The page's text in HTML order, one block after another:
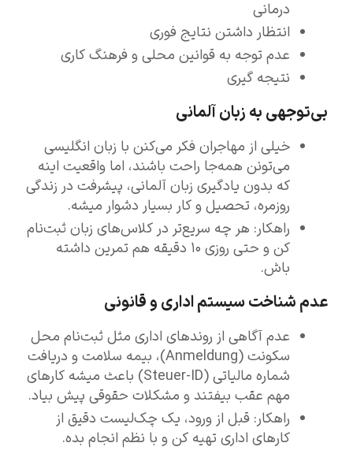
درمانی
انتظار داشتن نتایج فوری
عدم توجه به قوانین محلی و فرهنگ کاری
نتیجه گیری
بی‌توجهی به زبان آلمانی
خیلی از مهاجران فکر می‌کنن با زبان انگلیسی
می‌تونن همه‌جا راحت باشند، اما واقعیت اینه
که بدون یادگیری زبان آلمانی، پیشرفت در زندگی
روزمره، تحصیل و کار بسیار دشوار میشه.
راهکار: هر چه سریع‌تر در کلاس‌های زبان ثبت‌نام
کن و حتی روزی ۱۰ دقیقه هم تمرین داشته
باش.
عدم شناخت سیستم اداری و قانونی
عدم آگاهی از روندهای اداری مثل ثبت‌نام محل
سکونت (Anmeldung)، بیمه سلامت و دریافت
شماره مالیاتی (Steuer-ID) باعث میشه کارهای
مهم عقب بیفتند و مشکلات حقوقی پیش بیاد.
راهکار: قبل از ورود، یک چک‌لیست دقیق از
کارهای اداری تهیه کن و با نظم انجام بده.